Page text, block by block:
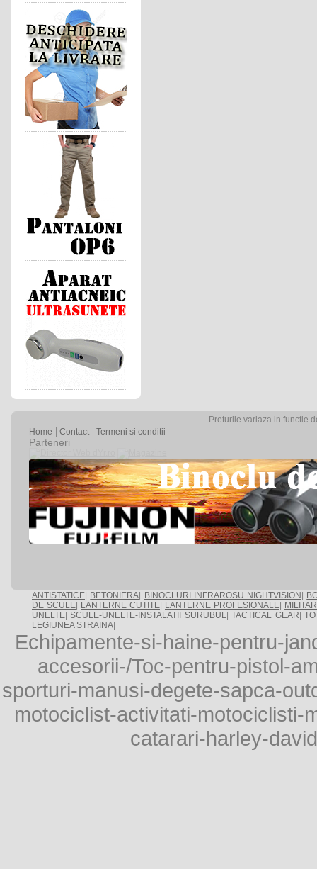
Preturile variaza in functie
Home
Contact Termeni si conditii
Parteneri
ANTISTATICE BETONIERA BINOCLURI INFRAROSU NIGHTVISION
DE SCULE
LANTERNE CUTITE LANTERNE PROFESIONALE
UNELTE SCULE-UNELTE-INSTALATII SURUBUL|TACTICAL GEAR |
LEGIUNEA STRAINA
Echipamente-si-haine-pentru-
accesorii-/Toc-pentru-pistol-
sporturi-manusi-degete-sapca-
motociclist-activitati-motociclisti-
catarari-harley-